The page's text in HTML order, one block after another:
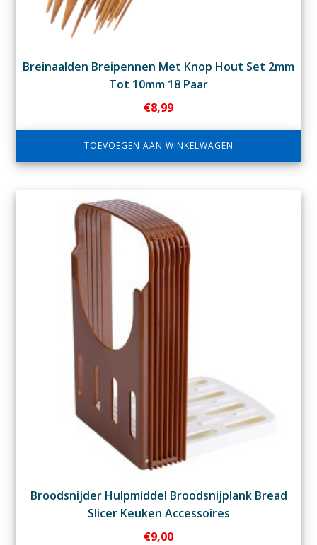
Breinaalden Breipennen Met Knop Hout Set 2mm
Tot 10mm 18 Paar
€8,99
TOEVOEGEN AAN WINKELWAGEN
Broodsnijder Hulpmiddel Broodsnijplank Bread
Slicer Keuken Accessoires
€9,00